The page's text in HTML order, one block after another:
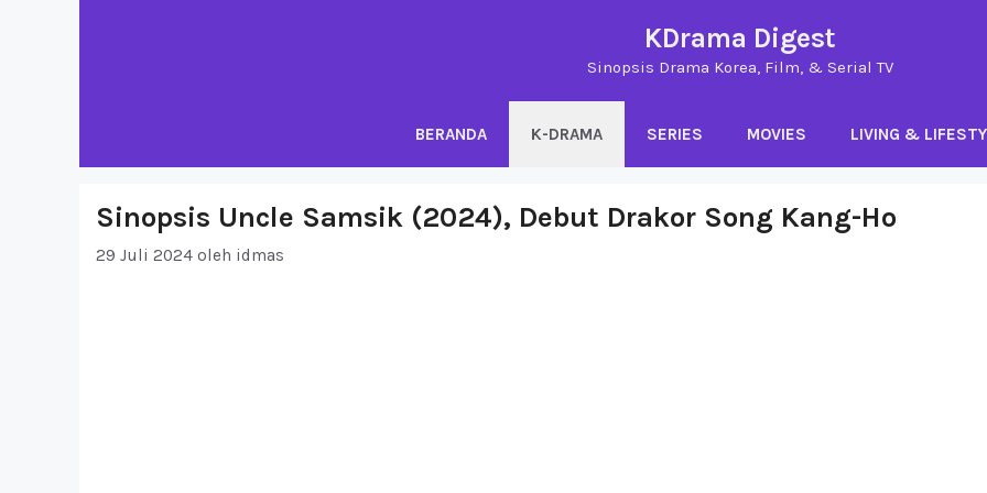
KDrama Digest
Sinopsis Drama Korea, Film, & Serial TV
BERANDA K-DRAMA SERIES MOVIES LIVING &
Sinopsis Uncle Samsik (2024), Debut Drakor Song Kang-Ho
29 Juli 2024 oleh idmas